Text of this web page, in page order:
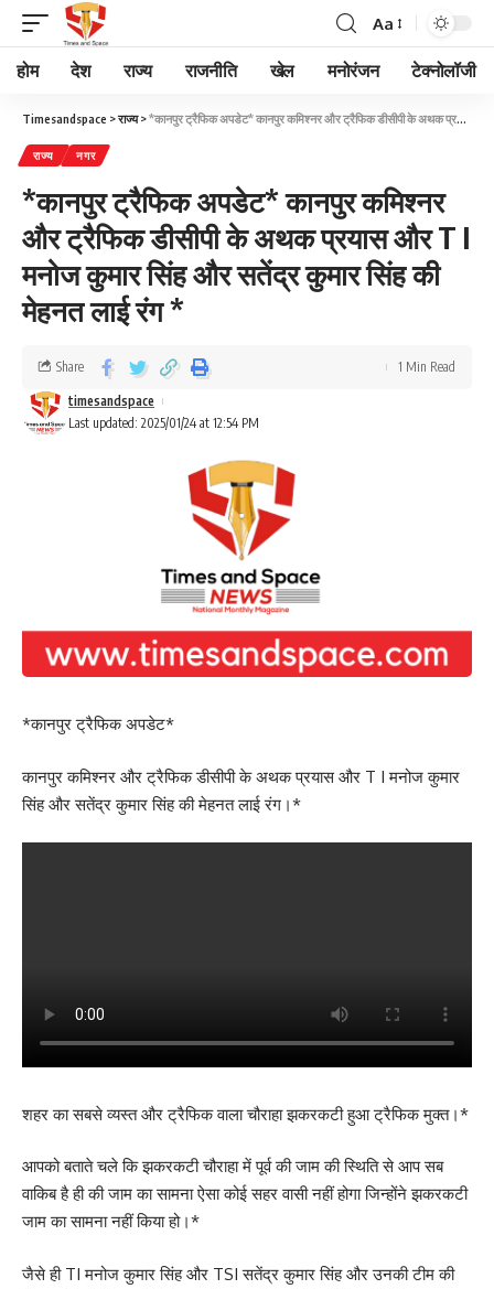
Aa
होम देश राज्य राजनीति खेल मनोरंजन टेक्नोलॉजी
Timesandspace >राज्य>*कानपुर ट्रैफिक अपडेट* कानपुर कमिश्नर और ट्रैफिक डीसीपी के अथक प्रयास और T I मनोज कुमार सिंह और सतेंद्र कुमार सिंह की मेहनत लाई रंग *
राज्य नगर
*कानपुर ट्रैफिक अपडेट* कानपुर कमिश्नर
और ट्रैफिक डीसीपी के अथक प्रयास और T I
मनोज कुमार सिंह और सतेंद्र कुमार सिंह की
मेहनत लाई रंग *
Last updated: 2025/01/24 at 12:54 PM
timesandspace
Share 1 Min Read
*कानपुर ट्रैफिक अपडेट*
कानपुर कमिश्नर और ट्रैफिक डीसीपी के अथक प्रयास और T I मनोज कुमार
सिंह और सतेंद्र कुमार सिंह की मेहनत लाई रंग।*
शहर का सबसे व्यस्त और ट्रैफिक वाला चौराहा झकरकटी हुआ ट्रैफिक मुक्त।*
आपको बताते चले कि झकरकटी चौराहा में पूर्व की जाम की स्थिति से आप सब
वाकिब है ही की जाम का सामना ऐसा कोई सहर वासी नहीं होगा जिन्होंने झकरकटी
जाम का सामना नहीं किया हो।*
जैसे ही TI मनोज कुमार सिंह और TSI सतेंद्र कुमार सिंह और उनकी टीम की